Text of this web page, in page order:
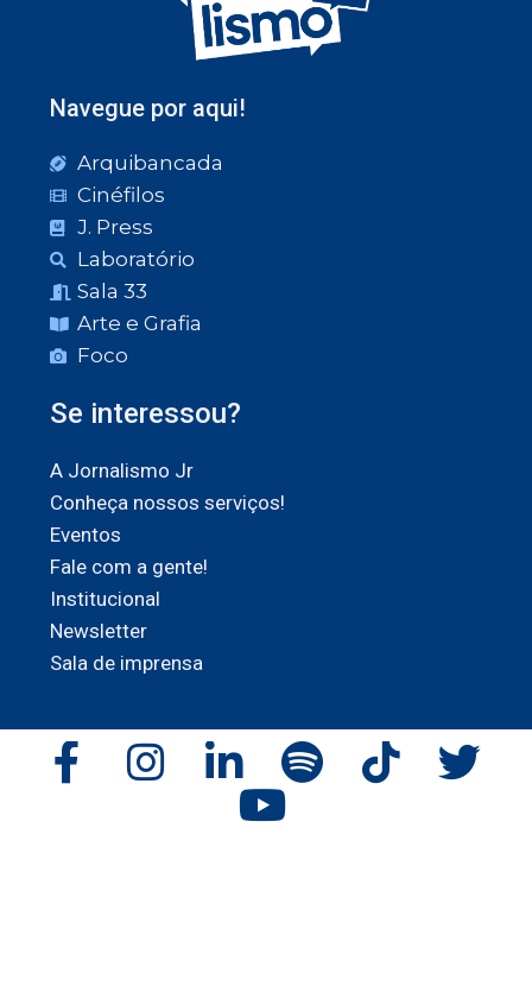
Navegue por aqui!
Arquibancada
Cinéfilos
J. Press
Laboratório
Sala 33
Arte e Grafia
Foco
Se interessou?
A Jornalismo Jr
Conheça nossos serviços!
Eventos
Fale com a gente!
Institucional
Newsletter
Sala de imprensa